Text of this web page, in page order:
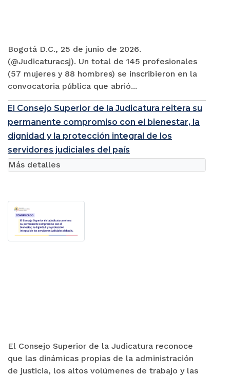
Bogotá D.C., 25 de junio de 2026.
(@Judicaturacsj). Un total de 145 profesionales
(57 mujeres y 88 hombres) se inscribieron en la
convocatoria pública que abrió...
El Consejo Superior de la Judicatura reitera su
permanente compromiso con el bienestar, la
dignidad y la protección integral de los
servidores judiciales del país
El Consejo Superior de la Judicatura reconoce
que las dinámicas propias de la administración
de justicia, los altos volúmenes de trabajo y las
Más detalles